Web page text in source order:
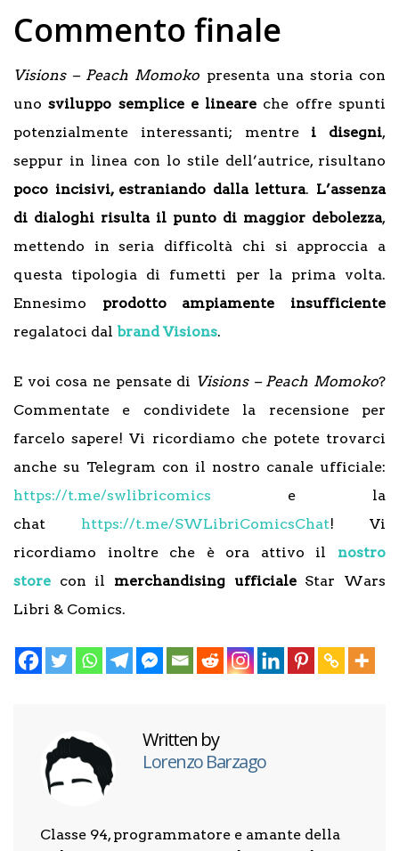
Commento finale
Visions – Peach Momoko presenta una storia con
unosviluppo semplice e lineare che offre spunti
potenzialmente interessanti; mentre i disegni,
seppur in linea con lo stile dell’autrice, risultano
poco incisivi, estraniando dalla lettura. L’assenza
di dialoghi risulta il punto di maggior debolezza,
mettendo in seria difficoltà chi si approccia a
questa tipologia di fumetti per la prima volta.
Ennesimo prodotto ampiamente insufficiente
regalatoci dal brand Visions.
E voi cosa ne pensate di Visions – Peach Momoko?
Commentate e condividete la recensione per
farcelo sapere! Vi ricordiamo che potete trovarci
anche su Telegram con il nostro canale ufficiale:
https://t.me/swlibricomics e la
chat https://t.me/SWLibriComicsChat! Vi
ricordiamo inoltre che è ora attivo il nostro
store con il merchandising ufficialeStar Wars
Libri & Comics.
Written by
Lorenzo Barzago
Classe 94, programmatore e amante della